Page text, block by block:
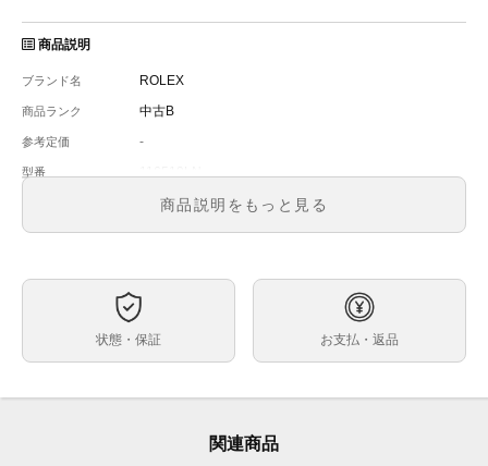
商品説明
ブランド名 ROLEX
商品ランク 中古B
参考定価 -
型番
メンズ
文字盤 スチールブラック
約40mm
最大約18cm※トケマー管理部門では調整不可・メーカ
ー等にご依頼ください。
F）
グリーンタグ ベゼルカバー
商品説明をもっと見る
状態・保証 お支払・返品
関連商品